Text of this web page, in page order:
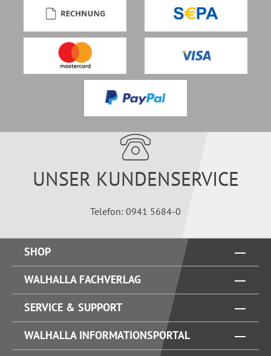
UNSER KUNDENSERVICE
Telefon: 0941 5684-0
SHOP
WALHALLA FACHVERLAG
SERVICE & SUPPORT
WALHALLA INFORMATIONSPORTAL